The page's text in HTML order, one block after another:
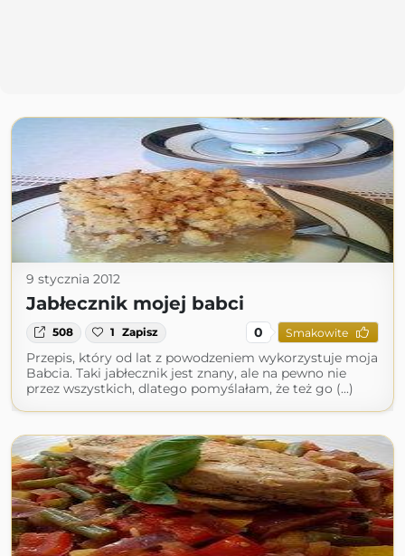
9 stycznia 2012
Jabłecznik mojej babci
508 1 Zapisz 0 Smakowite
Przepis, który od lat z powodzeniem wykorzystuje moja
Babcia. Taki jabłecznik jest znany, ale na pewno nie
przez wszystkich, dlatego pomyślałam, że też go (...)